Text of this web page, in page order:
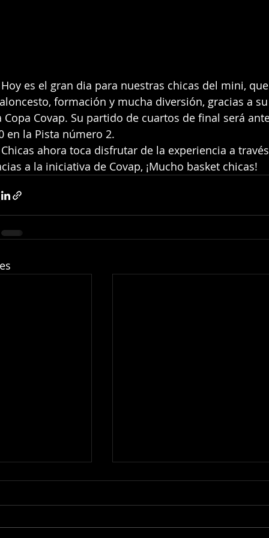
formación y mucha diversión, gracias a
Copa Covap. Su partido de cuartos de final será
en la Pista número 2.
a la iniciativa de Covap, ¡Mucho basket chicas!